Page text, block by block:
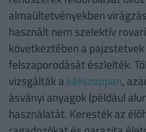
almaültetvényekben
használt nem szelektív
következtében a
felszaporodását észlelték.
vizsgálták a káliszappan,
ásványi anyagok (például
használatát. Keresték az